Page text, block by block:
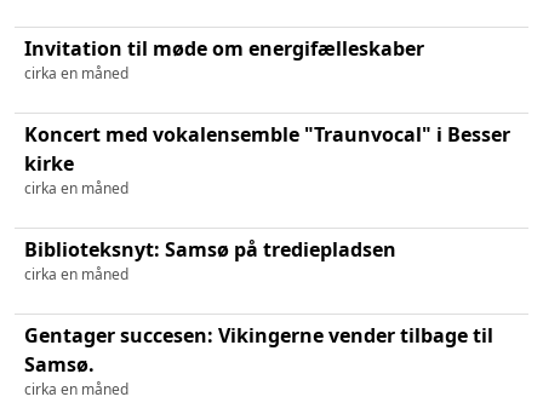
Invitation til møde om energifælleskaber
cirka en måned
Koncert med vokalensemble "Traunvocal" i Besser
kirke
cirka en måned
Biblioteksnyt: Samsø på trediepladsen
cirka en måned
Gentager succesen: Vikingerne vender tilbage til
Samsø.
cirka en måned